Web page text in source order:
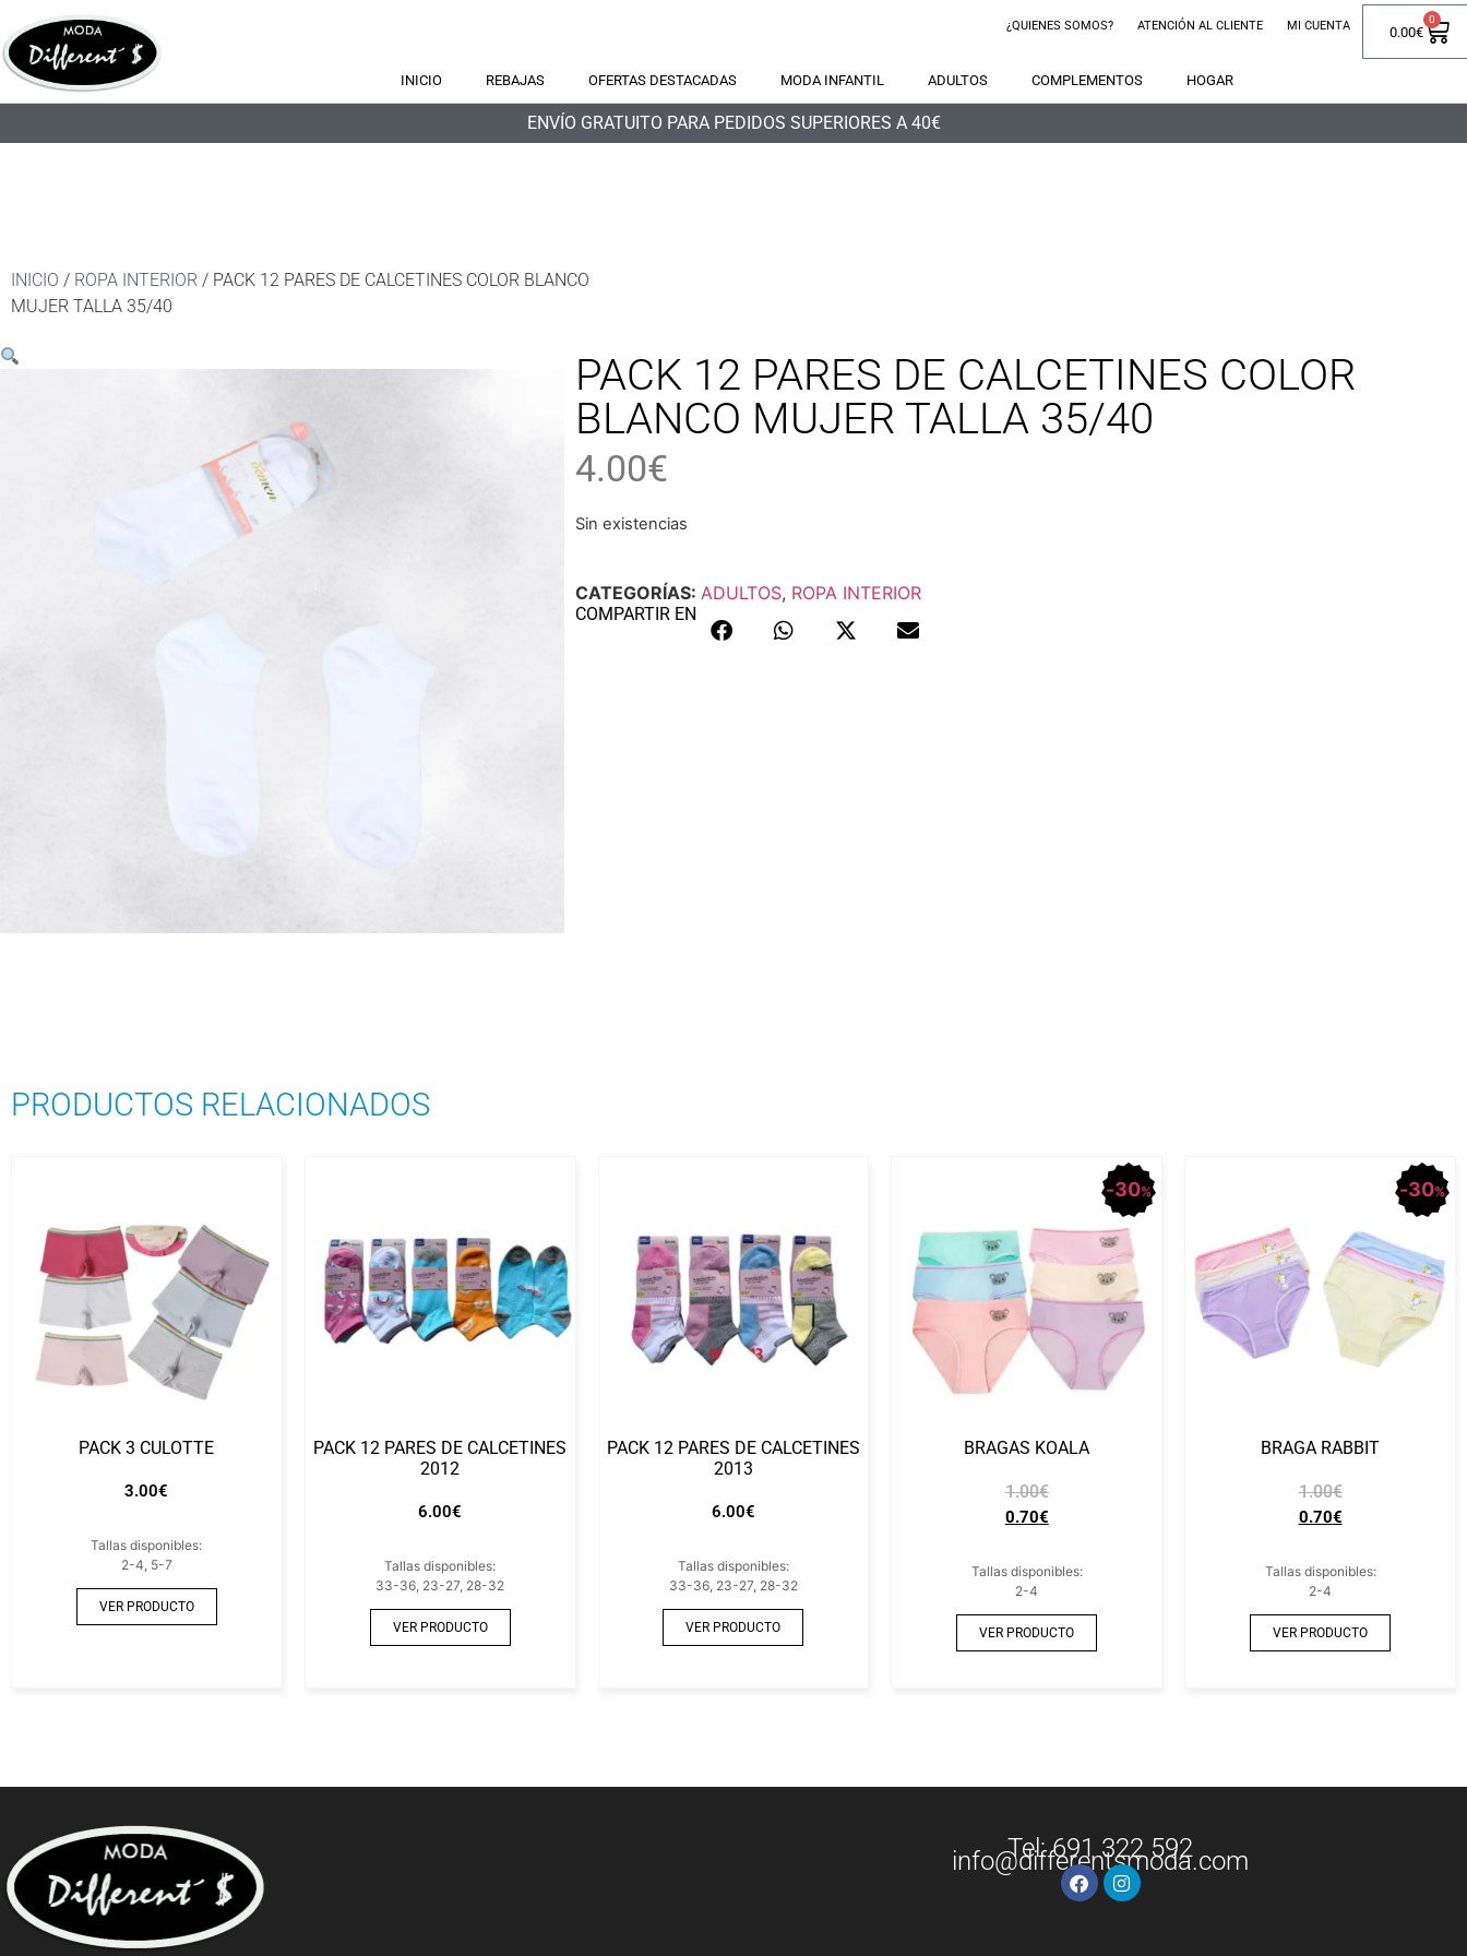
¿QUIENES SOMOS? ATENCIÓN AL CLIENTE MI CUENTA 0.00€
0
INICIO REBAJAS OFERTAS DESTACADAS MODA INFANTIL ADULTOS COMPLEMENTOS HOGAR
ENVÍO GRATUITO PARA PEDIDOS SUPERIORES A 40€
INICIO / ROPA INTERIOR / PACK 12 PARES DE CALCETINES COLOR BLANCO
MUJER TALLA 35/40
PACK 12 PARES DE CALCETINES COLOR
BLANCO MUJER TALLA 35/40
4.00€
Sin existencias
CATEGORÍAS:ADULTOS, ROPA INTERIOR
COMPARTIR EN
PRODUCTOS RELACIONADOS
PACK 3 CULOTTE
3.00€
Tallas disponibles:
2-4, 5-7
VER PRODUCTO
PACK 12 PARES DE CALCETINES
2012
6.00€
Tallas disponibles:
33-36, 23-27, 28-32
VER PRODUCTO
PACK 12 PARES DE CALCETINES
2013
6.00€
Tallas disponibles:
33-36, 23-27, 28-32
VER PRODUCTO
30%
BRAGAS KOALA
1.00€
0.70€
Tallas disponibles:
2-4
VER PRODUCTO
30%
BRAGA RABBIT
1.00€
0.70€
Tallas disponibles:
2-4
VER PRODUCTO
Tel: 691 322 592
info@differentsmoda.com